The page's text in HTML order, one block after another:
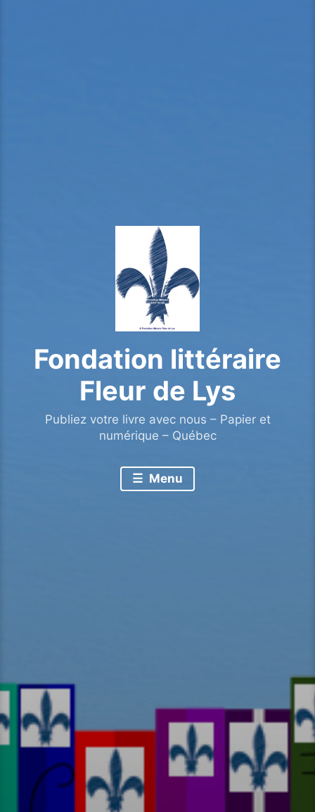
Fondation littéraire
Fleur de Lys
Publiez votre livre avec nous – Papier et
numérique – Québec
Menu